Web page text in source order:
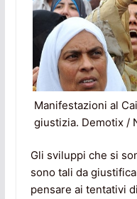
Manifestazioni al
giustizia. Demotix /
Gli sviluppi che si
sono tali da
pensare ai tentativi